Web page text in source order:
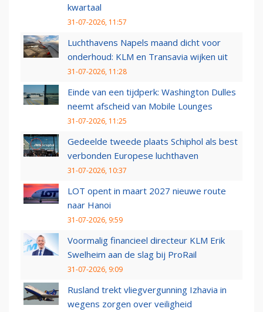
kwartaal
31-07-2026, 11:57
Luchthavens Napels maand dicht voor
onderhoud: KLM en Transavia wijken uit
31-07-2026, 11:28
Einde van een tijdperk: Washington Dulles
neemt afscheid van Mobile Lounges
31-07-2026, 11:25
Gedeelde tweede plaats Schiphol als best
verbonden Europese luchthaven
31-07-2026, 10:37
LOT opent in maart 2027 nieuwe route
naar Hanoi
31-07-2026, 9:59
Voormalig financieel directeur KLM Erik
Swelheim aan de slag bij ProRail
31-07-2026, 9:09
Rusland trekt vliegvergunning Izhavia in
wegens zorgen over veiligheid